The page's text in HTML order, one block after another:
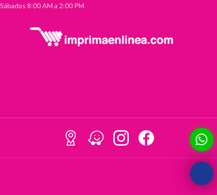
Sábados 8:00 AM a 2:00 PM